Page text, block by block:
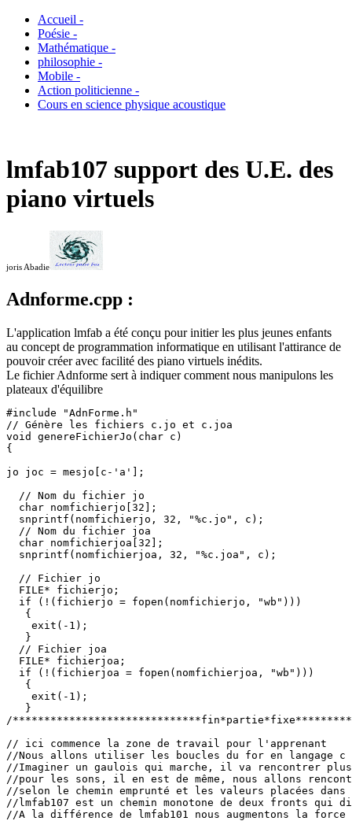
Accueil -
Poésie -
Mathématique -
philosophie -
Mobile -
Action politicienne -
Cours en science physique acoustique
lmfab107 support des U.E. des
piano virtuels
joris Abadie
Adnforme.cpp :
L'application lmfab a été conçu pour initier les plus jeunes enfants
au concept de programmation informatique en utilisant l'attirance de
pouvoir créer avec facilité des piano virtuels inédits.
Le fichier Adnforme sert à indiquer comment nous manipulons les
plateaux d'équilibre
#include "AdnForme.h"
// Génère les fichiers c.jo et c.joa
void genereFichierJo(char c)
{
jo joc = mesjo[c-'a'];
  // Nom du fichier jo
  char nomfichierjo[32];
  snprintf(nomfichierjo, 32, "%c.jo", c);
  // Nom du fichier joa
  char nomfichierjoa[32];
  snprintf(nomfichierjoa, 32, "%c.joa", c);
  // Fichier jo
  FILE* fichierjo;
  if (!(fichierjo = fopen(nomfichierjo, "wb")))
   {
    exit(-1);
   }
  // Fichier joa
  FILE* fichierjoa;
  if (!(fichierjoa = fopen(nomfichierjoa, "wb")))
   {
    exit(-1);
   }
/
// ici commence la zone de travail pour l'apprenant
//Nous allons utiliser les boucles du for en langage
//Imaginer un gaulois qui marche, il va rencontrer
//pour les sons, il en est de même, nous allons
//selon le chemin emprunté et les valeurs placées
//lmfab107 est un chemin monotone de deux fronts qui
//A la différence de lmfab101 nous augmentons la